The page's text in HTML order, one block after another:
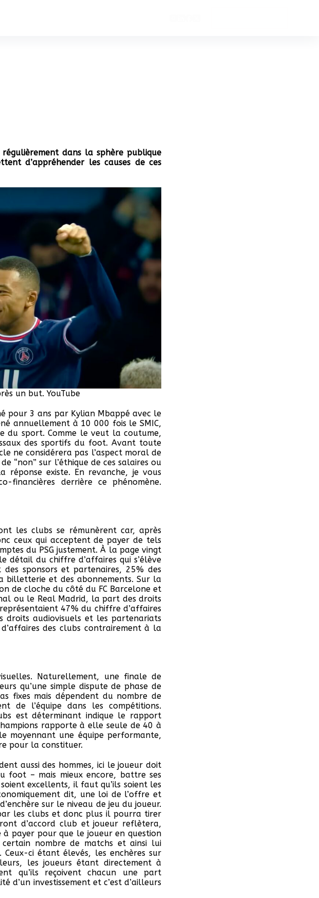
dans la sphère publique
d’appréhender les causes de ces
un but. YouTube
pour 3 ans par Kylian Mbappé avec le
annuellement à 10 000 fois le SMIC,
du sport. Comme le veut la coutume,
des sportifs du foot. Avant toute
ne considérera pas l’aspect moral de
“non” sur l’éthique de ces salaires ou
existe. En revanche, je vous
financières derrière ce phénomène.
les clubs se rémunèrent car, après
ceux qui acceptent de payer de tels
du PSG justement. À la page vingt
détail du chiffre d’affaires qui s’élève
sponsors et partenaires, 25% des
billetterie et des abonnements. Sur la
de cloche du côté du FC Barcelone et
ou le Real Madrid, la part des droits
47% du chiffre d’affaires
droits audiovisuels et les partenariats
des clubs contrairement à la
Naturellement, une finale de
qu’une simple dispute de phase de
fixes mais dépendent du nombre de
de l’équipe dans les compétitions.
est déterminant indique le rapport
rapporte à elle seule de 40 à
moyennant une équipe performante,
pour la constituer.
aussi des hommes, ici le joueur doit
foot – mais mieux encore, battre ses
excellents, il faut qu’ils soient les
dit, une loi de l’offre et
sur le niveau de jeu du joueur.
les clubs et donc plus il pourra tirer
d’accord club et joueur reflètera,
payer pour que le joueur en question
nombre de matchs et ainsi lui
Ceux-ci étant élevés, les enchères sur
les joueurs étant directement à
qu’ils reçoivent chacun une part
d’un investissement et c’est d’ailleurs